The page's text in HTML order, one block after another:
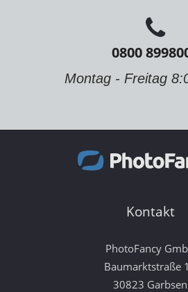
0800
Montag - Freitag
Kontakt
PhotoFancy
Baumarktstraße
30823 Garbsen